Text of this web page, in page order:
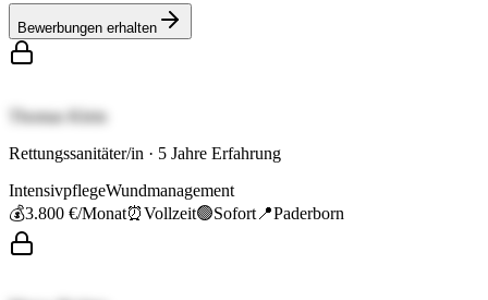
Bewerbungen erhalten
Thomas Klein
Rettungssanitäter/in · 5 Jahre Erfahrung
IntensivpflegeWundmanagement
💰3.800 €/Monat⏰Vollzeit🟢Sofort 📍Paderborn